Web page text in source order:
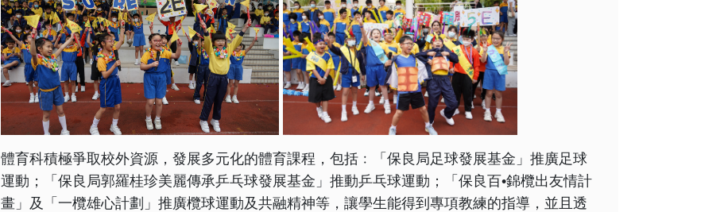
體育科積極爭取校外資源，發展多元化的體育課程，包括﹕「保良局足球發展基金」推廣足球
運動；「保良局郭羅桂珍美麗傳承乒乓球發展基金」推動乒乓球運動；「保良百•錦欖出友情計
畫」及「一欖雄心計劃」推廣欖球運動及共融精神等，讓學生能得到專項教練的指導，並且透